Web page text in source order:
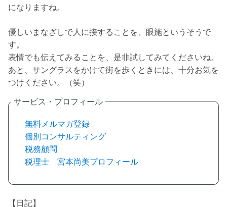
になりますね。
優しいまなざしで人に接することを、眼施というそうで
す。
表情でも伝えてみることを、是非試してみてくださいね。
あと、サングラスをかけて街を歩くときには、十分お気を
つけください。（笑）
無料メルマガ登録
個別コンサルティング
税務顧問
税理士 宮本尚美プロフィール
【日記】